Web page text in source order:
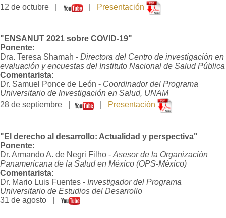
12 de octubre |
Presentación
" ENSANUT 2021 sobre COVID-19"
Ponente:
Dra. Teresa Shamah - Directora del Centro de investigación en
evaluación y encuestas del Instituto Nacional de Salud Pública
Comentarista:
Dr. Samuel Ponce de León - Coordinador del Programa
Universitario de Investigación en Salud, UNAM
28 de septiembre |
Presentación
" El derecho al desarrollo: Actualidad y perspectiva"
Ponente:
Dr. Armando A. de Negri Filho - Asesor de la Organización
Panamericana de la Salud en México (OPS-México)
Comentarista:
Dr. Mario Luis Fuentes - Investigador del Programa
Universitario de Estudios del Desarrollo
31 de agosto |